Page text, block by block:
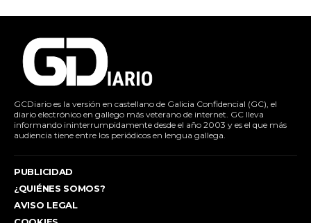
GCDiario es la versión en castellano de Galicia Confidencial (GC), el
diario electrónico en gallego más veterano de internet. GC lleva
informando ininterrumpidamente desde el año 2003 y es el que más
audiencia tiene entre los periódicos en lengua gallega.
PUBLICIDAD
¿QUIÉNES SOMOS?
AVISO LEGAL